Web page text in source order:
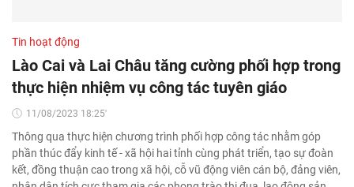
Tin hoạt động
Lào Cai và Lai Châu tăng cường phối hợp trong
thực hiện nhiệm vụ công tác tuyên giáo
11/08/2023 18:25'
Thông qua thực hiện chương trình phối hợp công tác nhằm góp
phần thúc đẩy kinh tế - xã hội hai tỉnh cùng phát triển, tạo sự đoàn
kết, đồng thuận cao trong xã hội, cỗ vũ động viên cán bộ, đảng viên,